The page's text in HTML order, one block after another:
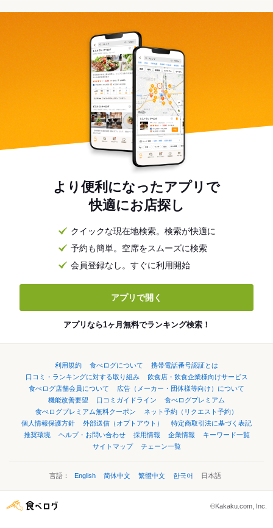
より便利になったアプリで
快適にお店探し
クイックな現在地検索。検索が快適に
予約も簡単。空席をスムーズに検索
会員登録なし。すぐに利用開始
アプリで開く
アプリなら1ヶ月無料でランキング検索！
利用規約 食べログについて
携帯電話番号認証とは
口コミ・ランキングに対する取り組み
飲食店・飲食企業様向けサービス
食べログ店舗会員について
広告（メーカー・団体様等向け）について
機能改善要望
口コミガイドライン
食べログプレミアム
食べログプレミアム無料クーポン
ネット予約（リクエスト予約）
個人情報保護方針
外部送信（オプトアウト）
特定商取引法に基づく表記
推奨環境
ヘルプ・お問い合わせ 採用情報 企業情報
キーワード一覧
サイトマップ
チェーン一覧
言語： English 简体中文 繁體中文 한국어 日本語
©Kakaku.com, Inc.